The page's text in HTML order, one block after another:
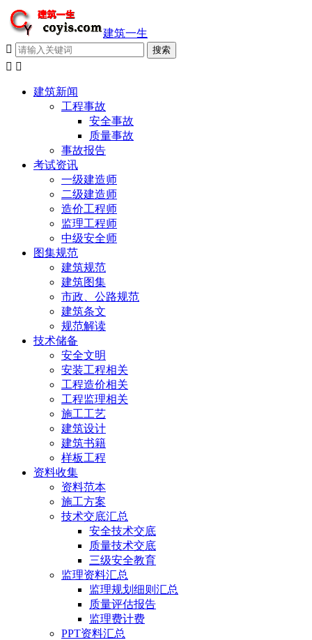
建筑一生

 
建筑新闻
工程事故
安全事故
质量事故
事故报告
考试资讯
一级建造师
二级建造师
造价工程师
监理工程师
中级安全师
图集规范
建筑规范
建筑图集
市政、公路规范
建筑条文
规范解读
技术储备
安全文明
安装工程相关
工程造价相关
工程监理相关
施工工艺
建筑设计
建筑书籍
样板工程
资料收集
资料范本
施工方案
技术交底汇总
安全技术交底
质量技术交底
三级安全教育
监理资料汇总
监理规划细则汇总
质量评估报告
监理费计费
PPT资料汇总